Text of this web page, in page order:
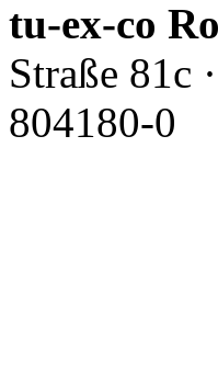
tu-ex-co
Straße 81c
804180-0